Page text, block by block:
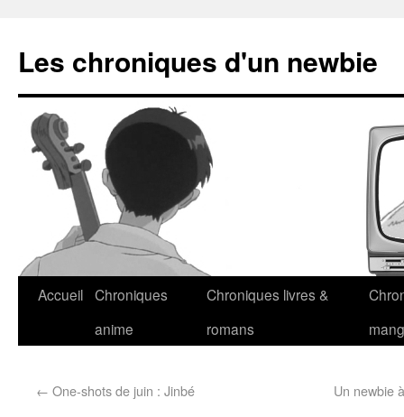
Les chroniques d'un newbie
Accueil Chroniques
anime
Chroniques livres &
romans
← One-shots de juin : Jinbé Un newbie